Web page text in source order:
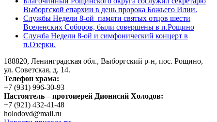
Выборгской епархии в день пророка Божьего Илии.
Службы Недели 8-ой памяти святых отцов шести
Вселенских Соборов, были совершены в п.Рощино
Служба Недели 8-ой и симфонический концерт в
п.Озерки.
188820, Ленинградская обл., Выборгский р-н, пос. Рощино,
ул. Советская, д. 14.
Телефон храма:
+7 (931) 996-30-93
Настоятель – протоиерей Дионисий Холодов:
+7 (921) 432-41-48
holodovd@mail.ru